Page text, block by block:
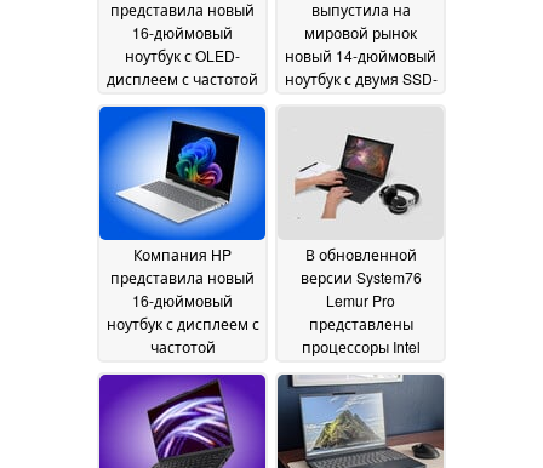
представила новый
16-дюймовый
ноутбук с OLED-
дисплеем с частотой
топовым
процессором Core
Ultra X9 388H06 July
2026
выпустила на
мировой рынок
новый 14-дюймовый
ноутбук с двумя SSD-
памяти05 July 2026
Компания HP
представила новый
16-дюймовый
ноутбук с дисплеем с
частотой
64 ГБ оперативной
памяти и
видеокартой Arc
B39002 July 2026
В обновленной
версии System76
Lemur Pro
представлены
процессоры Intel
варианта размера
экрана02 July 2026